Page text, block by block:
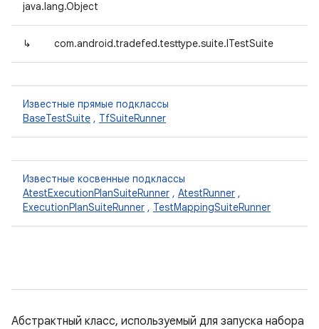
java.lang.Object
↳ com.android.tradefed.testtype.suite.ITestSuite
Известные прямые подклассы
BaseTestSuite , TfSuiteRunner
Известные косвенные подклассы
AtestExecutionPlanSuiteRunner , AtestRunner ,
ExecutionPlanSuiteRunner , TestMappingSuiteRunner
Абстрактный класс, используемый для запуска набора